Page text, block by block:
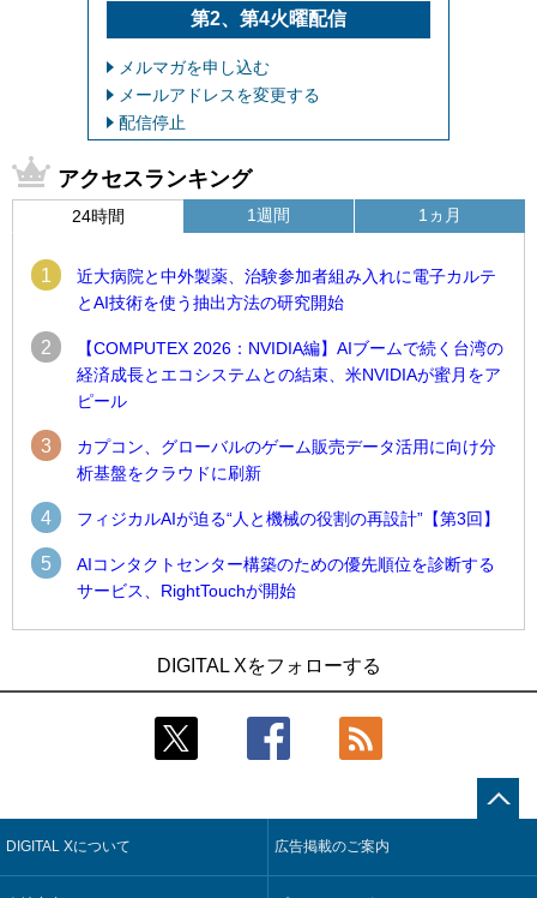
第2、第4火曜配信
メルマガを申し込む
メールアドレスを変更する
配信停止
アクセスランキング
24時間
1
近大病院と中外製薬、治験参加者組み入れに電子カルテ
とAI技術を使う抽出方法の研究開始
2
【COMPUTEX 2026：NVIDIA編】AIブームで続く台湾の
経済成長とエコシステムとの結束、米NVIDIAが蜜月をア
ピール
3
カプコン、グローバルのゲーム販売データ活用に向け分
析基盤をクラウドに刷新
4 フィジカルAIが迫る“人と機械の役割の再設計”【第3回】
5
AIコンタクトセンター構築のための優先順位を診断する
サービス、RightTouchが開始
1週間
技術を使う抽出方法の研究開始
Umios、消費者起点の販売計画策定に向けたAIシステムを本格
コスモ石油、製油所の設備点検への四足歩行ロボット利用を
検証
【COMPUTEX 2026：Arm編】チップ自社製造で鍵を握る台
1ヵ月
合基盤を本格稼働
鹿島建設、鋼管柱へのコンクリート充填時の異常を検出する
AIを遠隔監視システムに実装
近大病院と中外製薬、治験参加者組み入れに電子カルテとAI
技術を使う抽出方法の研究開始
そもそも今の仕事はAIエージェントを求めているのか【第25
DIGITAL Xをフォローする
DIGITAL Xについて 広告掲載のご案内